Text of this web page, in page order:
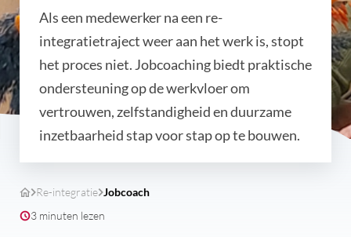
Als een medewerker na een re-
integratietraject weer aan het werk is, stopt
het proces niet. Jobcoaching biedt praktische
ondersteuning op de werkvloer om
vertrouwen, zelfstandigheid en duurzame
inzetbaarheid stap voor stap op te bouwen.
Re-integratie Jobcoach
3 minuten lezen